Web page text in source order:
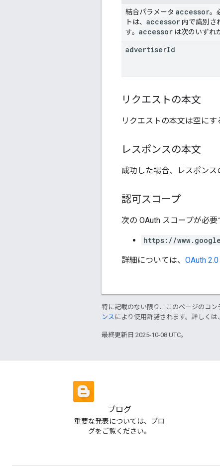
結合パラメータ accessor。
トは、 accessor 内で識別さ
す。 accessor は次のいずれ
advertiserId
リクエストの本文
リクエストの本文は空にす
レスポンスの本文
成功した場合、レスポンス
認可スコープ
次の OAuth スコープが必要
https://
詳細については、 OAuth
特に記載のない限り、このページのコン
ンス により使用許諾されます。詳しくは、
最終更新日 2025-10-08 UTC。
ブログ
重要な発表については、ブロ
グをご覧ください。